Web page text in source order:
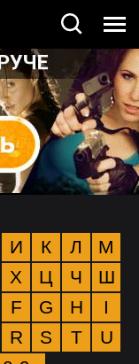
И К Л
М
Х Ц Ч
Ш
F G H
I
R S T
U